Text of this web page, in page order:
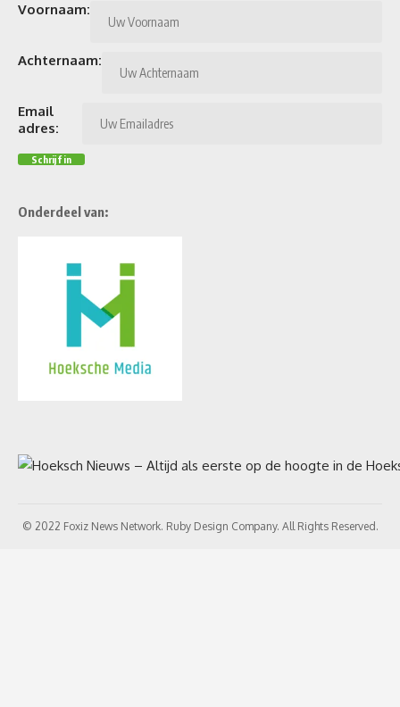
Voornaam:
Achternaam:
Email
adres:
Onderdeel van:
© 2022 Foxiz News Network. Ruby Design Company. All Rights Reserved.